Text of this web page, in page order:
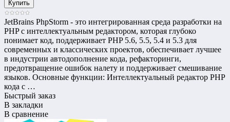
JetBrains PhpStorm - это интегрированная среда разработки на
PHP с интеллектуальным редактором, которая глубоко
понимает код, поддерживает PHP 5.6, 5.5, 5.4 и 5.3 для
современных и классических проектов, обеспечивает лучшее
в индустрии автодополнение кода, рефакторинги,
предотвращение ошибок налету и поддерживает смешивание
языков. Основные функции: Интеллектуальный редактор PHP
кода с …
Быстрый заказ
В закладки
В сравнение